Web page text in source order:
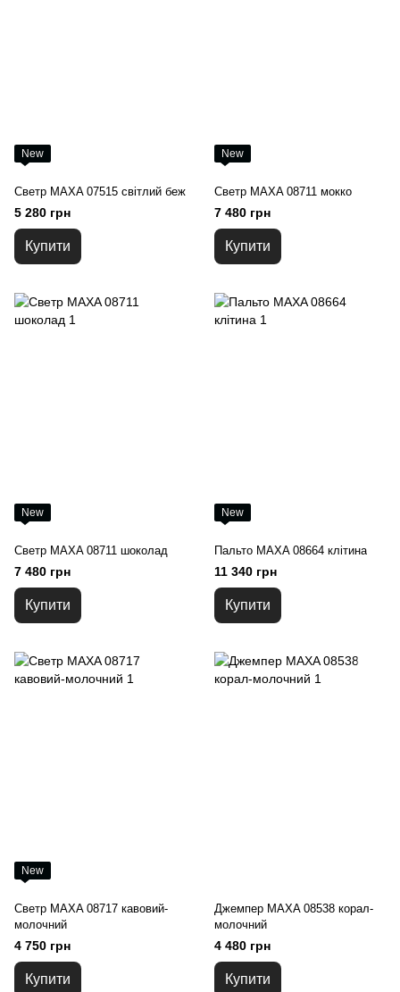
New
Светр MAXA 07515 світлий беж
5 280 грн
Купити
New
Светр MAXA 08711 мокко
7 480 грн
Купити
New
Светр MAXA 08711 шоколад
7 480 грн
Купити
New
Пальто MAXA 08664 клітина
11 340 грн
Купити
New
Светр MAXA 08717 кавовий-
молочний
4 750 грн
Купити
Джемпер MAXA 08538 корал-
молочний
4 480 грн
Купити